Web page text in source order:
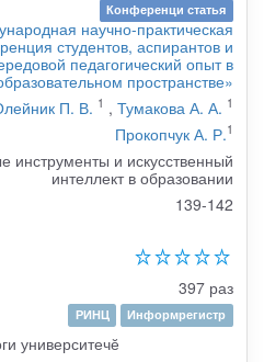
Конференци статья
научно-практическая
студентов, аспирантов и
педагогический опыт в
пространстве»
П. В. 1 , Тумакова А. А. 1
Прокопчук А. Р.1
инструменты и искусственный
интеллект в образовании
139-142
397 раз
РИНЦ
Информрегистр
университечӗ